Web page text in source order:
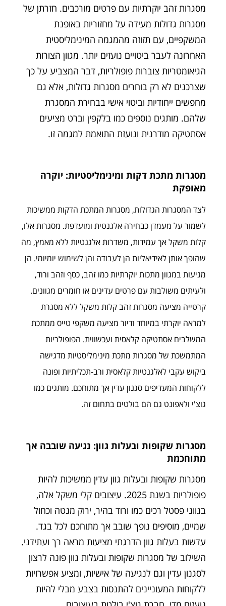
מסגרות זהב יוקרתיות עם פרטים מורכבים. חזרתן של
מסגרות גדולות מעידה על מחזוריות באופנת
המשקפיים, עם תזוזה מהמגמה המינימליסטית
האחרונה לעבר ביטויים נועזים יותר. מגוון הצורות
הגיאומטריות צוברות פופולריות, דבר המצביע על כך
שצרכנים לא רק בוחרים מסגרות גדולות, אלא גם
מחפשים ייחודיות וביטוי אישי בבחירת המסגרת
שלהם. מותגים נוספים כמו בלקפין וברט מציעים
אסתטיקה מודרנית ונועזת התואמת למגמה זו.
מסגרות מתכת דקות ומינימליסטיות: יוקרה
מאופקת
לצד המסגרות הגדולות, מסגרות המתכת הדקות ממשיכות
לשמור על מעמדן כבחירה אלגנטית ומועדפת. מסגרות אלו,
קלות משקל אך עמידות, משדרות אלגנטיות ללא מאמץ, מה
שהופך אותן לאידיאליות הן לעבודה והן לשימוש יומיומי. הן
מגיעות במגוון מתכות יוקרתיות כמו זהב, כסף וזהב ורוד,
ולעיתים משולבות עם פרטים עדינים או חומרים מגוונים.
קרטייה מציעה מסגרות זהב קלות משקל ללא מסגרת
למראה יוקרתי במיוחד ודיור מציעה משקפי טייס ממתכת
המשלבים אסתטיקה קלאסית ועכשווית. הפופולריות
המתמשכת של מסגרות מתכת מינימליסטיות מדגישה
ביקוש עקבי לאלגנטיות קלאסית ורב-תכליתיות ופונה
ללקוחות המעדיפים סגנון עדין אך מתוחכם. מותגים כמו
גוצ'י ולאפונט גם הם בולטים בתחום זה.
מסגרות שקופות ובעלות גוון: נגיעה שובבה אך
מתוחכמת
מסגרות שקופות ובעלות גוון עדין ממשיכות להיות
פופולריות בשנת 2025. עיצובים קלי משקל אלה,
בגווני פסטל רכים כמו ורוד בהיר, ירוק מנטה וכחול
שמיים, מוסיפים נופך שובב אך מתוחכם לכל בגד.
עדשות בעלות גוון הדרגתי מציעות מראה רך ועתידני.
השילוב של מסגרות שקופות ובעלות גוון פונה לרצון
לסגנון עדין וגם לנגיעה של אישיות, ומציע אפשרויות
ללקוחות המעוניינים להתנסות בצבע מבלי להיות